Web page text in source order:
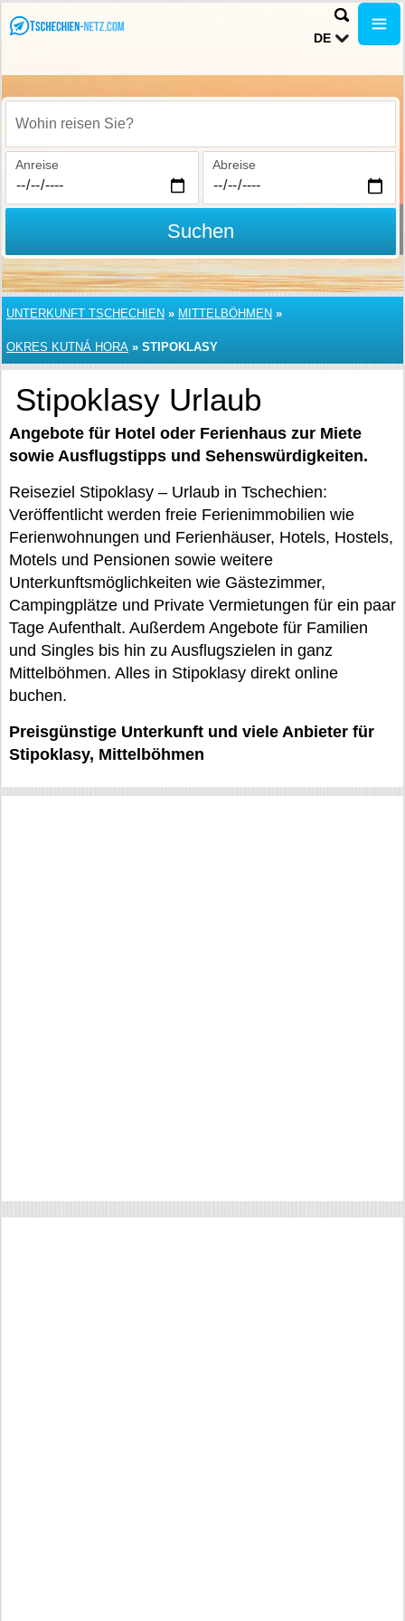
DE
Wohin reisen Sie?
Anreise Abreise
Suchen
UNTERKUNFT TSCHECHIEN » MITTELBÖHMEN »
OKRES KUTNÁ HORA » STIPOKLASY
Stipoklasy Urlaub
Angebote für Hotel oder Ferienhaus zur Miete
sowie Ausflugstipps und Sehenswürdigkeiten.
Reiseziel Stipoklasy – Urlaub in Tschechien:
Veröffentlicht werden freie Ferienimmobilien wie
Ferienwohnungen und Ferienhäuser, Hotels, Hostels,
Motels und Pensionen sowie weitere
Unterkunftsmöglichkeiten wie Gästezimmer,
Campingplätze und Private Vermietungen für ein paar
Tage Aufenthalt. Außerdem Angebote für Familien
und Singles bis hin zu Ausflugszielen in ganz
Mittelböhmen. Alles in Stipoklasy direkt online
buchen.
Preisgünstige Unterkunft und viele Anbieter für
Stipoklasy, Mittelböhmen